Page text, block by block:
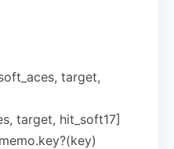
target,
target, hit_soft17]